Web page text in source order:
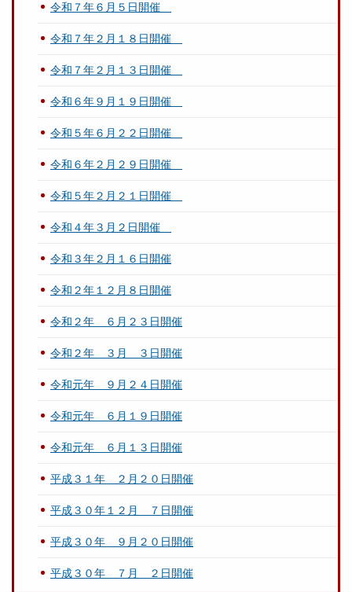
令和７年６月５日開催
令和７年２月１８日開催
令和７年２月１３日開催
令和６年９月１９日開催
令和５年６月２２日開催
令和６年２月２９日開催
令和５年２月２１日開催
令和４年３月２日開催
令和３年２月１６日開催
令和２年１２月８日開催
令和２年 ６月２３日開催
令和２年 ３月 ３日開催
令和元年 ９月２４日開催
令和元年 ６月１９日開催
令和元年 ６月１３日開催
平成３１年 ２月２０日開催
平成３０年１２月 ７日開催
平成３０年 ９月２０日開催
平成３０年 ７月 ２日開催